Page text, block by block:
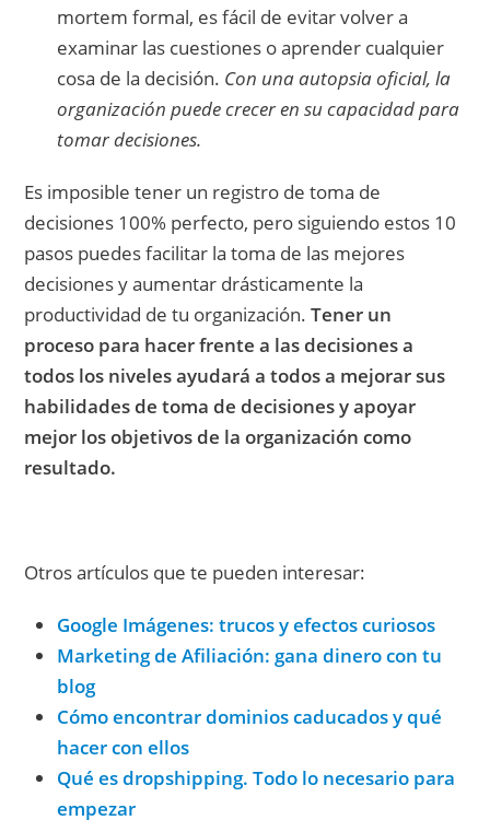
mortem formal, es fácil de evitar volver a
examinar las cuestiones o aprender cualquier
cosa de la decisión. Con una autopsia oficial, la
organización puede crecer en su capacidad para
tomar decisiones.
Es imposible tener un registro de toma de
decisiones 100% perfecto, pero siguiendo estos 10
pasos puedes facilitar la toma de las mejores
decisiones y aumentar drásticamente la
productividad de tu organización.Tener un
proceso para hacer frente a las decisiones a
todos los niveles ayudará a todos a mejorar sus
habilidades de toma de decisiones y apoyar
mejor los objetivos de la organización como
resultado.
Otros artículos que te pueden interesar:
Google Imágenes: trucos y efectos curiosos
Marketing de Afiliación: gana dinero con tu
blog
Cómo encontrar dominios caducados y qué
hacer con ellos
Qué es dropshipping. Todo lo necesario para
empezar